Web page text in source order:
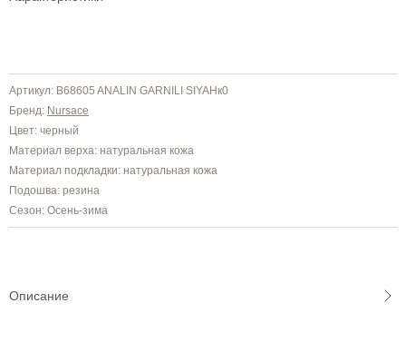
Артикул: B68605 ANALIN GARNILI SIYAHк0
Бренд: Nursace
Цвет: черный
Материал верха: натуральная кожа
Материал подкладки: натуральная кожа
Подошва: резина
Сезон: Осень-зима
Описание